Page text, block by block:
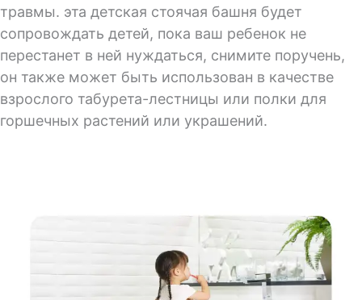
травмы. эта детская стоячая башня будет
сопровождать детей, пока ваш ребенок не
перестанет в ней нуждаться, снимите поручень,
он также может быть использован в качестве
взрослого табурета-лестницы или полки для
горшечных растений или украшений.